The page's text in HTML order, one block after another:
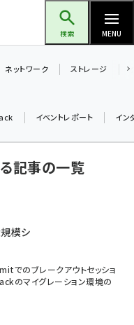
検索 MENU
いた勝利の絆～ (2287)
須夫のヒント集！ (2000)
ネットワーク ストレージ
イベントレポート イン
記事の一覧
模シ
のブレークアウトセッショ
のマイグレーション環境の